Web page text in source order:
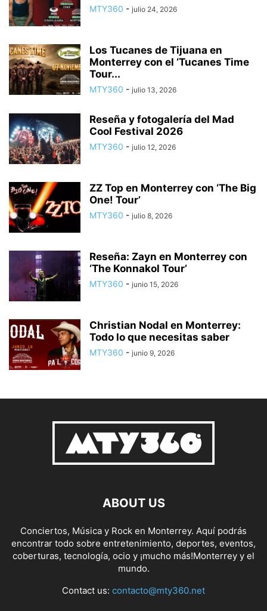
MTY360 - julio 24, 2026
Los Tucanes de Tijuana en
Monterrey con el ‘Tucanes Time
Tour...
MTY360 - julio 13, 2026
Reseña y fotogalería del Mad
Cool Festival 2026
MTY360 - julio 12, 2026
ZZ Top en Monterrey con ‘The Big
One! Tour’
MTY360 - julio 8, 2026
Reseña: Zayn en Monterrey con
‘The Konnakol Tour’
MTY360 - junio 15, 2026
Christian Nodal en Monterrey:
Todo lo que necesitas saber
MTY360 - junio 9, 2026
ABOUT US
Conciertos, Música y Rock en Monterrey. Aquí podrás
encontrar todo sobre entretenimiento, deportes, eventos,
coberturas, tecnología, ocio y ¡mucho más!Monterrey y el
mundo.
Contact us: contacto@mty360.net